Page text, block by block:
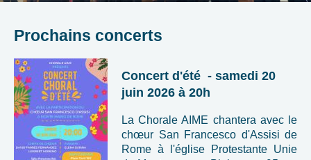
Prochains concerts
Concert d'été - samedi 20
juin 2026 à 20h
La Chorale AIME chantera avec le
chœur San Francesco d'Assisi de
Rome à l'église Protestante Unie